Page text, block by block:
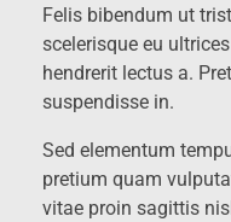
Felis bibendum ut
scelerisque eu
hendrerit lectus a.
suspendisse in.
Sed elementum
pretium quam
vitae proin sagittis